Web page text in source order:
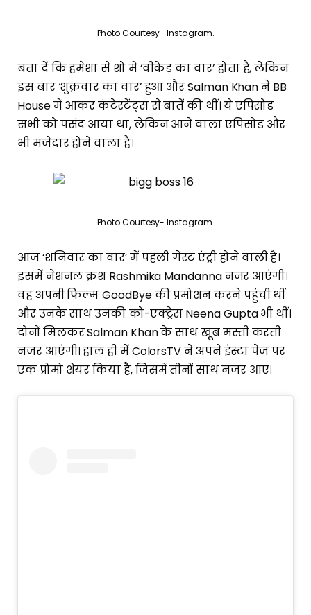
Photo Courtesy- Instagram.
बता दें कि हमेशा से शो में ‘वीकेंड का वार’ होता है, लेकिन
इस बार ‘शुक्रवार का वार’ हुआ और Salman Khan ने BB
House में आकर कंटेस्टेंट्स से बातें की थीं। ये एपिसोड
सभी को पसंद आया था, लेकिन आने वाला एपिसोड और
भी मजेदार होने वाला है।
Photo Courtesy- Instagram.
आज ‘शनिवार का वार’ में पहली गेस्ट एंट्री होने वाली है।
इसमें नेशनल क्रश Rashmika Mandanna नजर आएंगी।
वह अपनी फिल्म GoodBye की प्रमोशन करने पहुंची थीं
और उनके साथ उनकी को-एक्ट्रेस Neena Gupta भी थीं।
दोनों मिलकर Salman Khan के साथ खूब मस्ती करती
नजर आएंगी। हाल ही में ColorsTV ने अपने इंस्टा पेज पर
एक प्रोमो शेयर किया है, जिसमें तीनों साथ नजर आए।